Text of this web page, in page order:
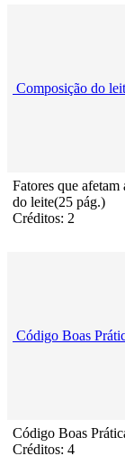
Composição do
Fatores que
do leite(25 pág.)
Créditos: 2
Código Boas
Código Boas
Créditos: 4